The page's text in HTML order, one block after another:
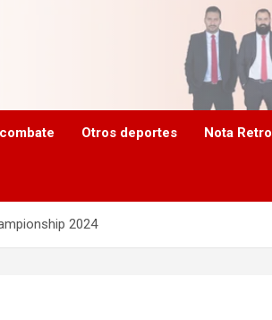
Otros deportes Nota Retro
2024